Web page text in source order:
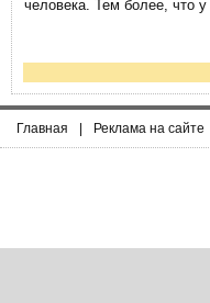
человека. Тем более, что у
Главная | Реклама на сайте